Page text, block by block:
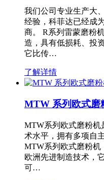
我们公司专业生产大
经验，科菲达已经成
商。 R系列雷蒙磨粉
造，具有低损耗、投
它比传…
了解详情
MTW 系列欧式磨
MTW系列欧式磨粉机
术水平，拥有多项自
MTW系列欧式磨粉机
欧洲先进制造技术，
可…